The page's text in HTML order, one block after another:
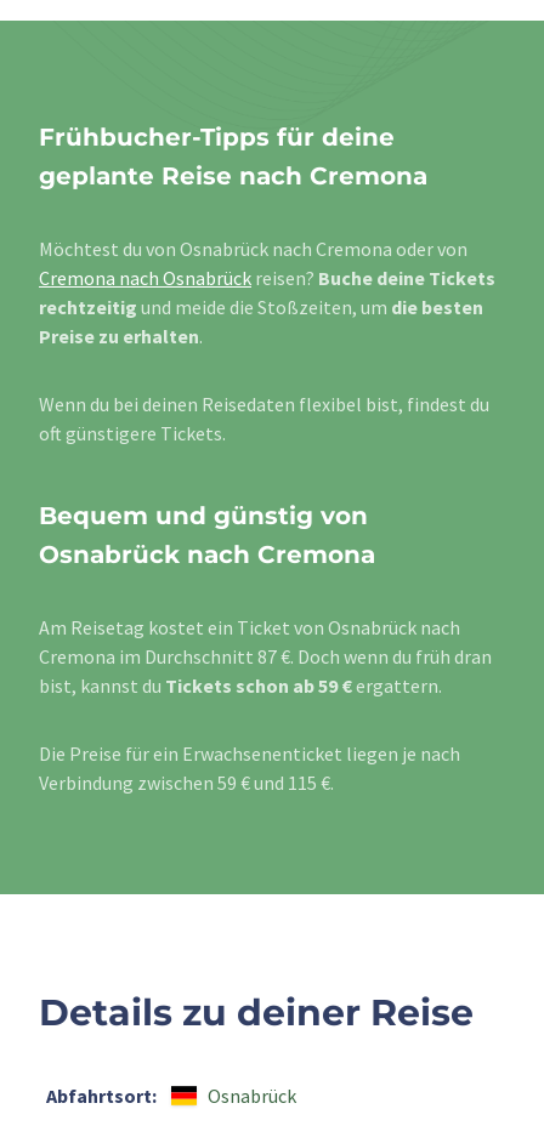
Frühbucher-Tipps für deine
geplante Reise nach Cremona
Möchtest du von Osnabrück nach Cremona oder von
Cremona nach Osnabrück reisen? Buche deine Tickets
rechtzeitig und meide die Stoßzeiten, um die besten
Preise zu erhalten.
Wenn du bei deinen Reisedaten flexibel bist, findest du
oft günstigere Tickets.
Bequem und günstig von
Osnabrück nach Cremona
Am Reisetag kostet ein Ticket von Osnabrück nach
Cremona im Durchschnitt 87 €. Doch wenn du früh dran
bist, kannst du Tickets schon ab 59 €ergattern.
Die Preise für ein Erwachsenenticket liegen je nach
Verbindung zwischen 59 € und 115 €.
Details zu deiner Reise
Abfahrtsort:
Osnabrück